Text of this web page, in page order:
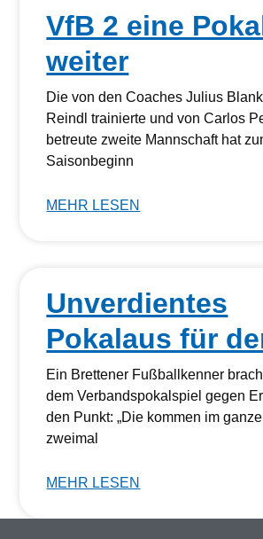
VfB 2 eine
weiter
Die von den Coaches Julius
Reindl trainierte und von Carlos
betreute zweite Mannschaft hat
Saisonbeginn
MEHR LESEN
Unverdientes
Pokalaus für
Ein Brettener Fußballkenner
dem Verbandspokalspiel gegen
den Punkt: „Die kommen im
zweimal
MEHR LESEN